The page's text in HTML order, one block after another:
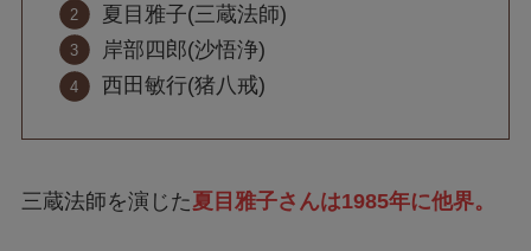
夏目雅子(三蔵法師)
岸部四郎(沙悟浄)
西田敏行(猪八戒)
三蔵法師を演じた夏目雅子さんは1985年に他界。